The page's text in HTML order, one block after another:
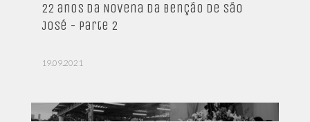
22 anos da Novena da Benção de São
José - Parte 2
19.09.2021